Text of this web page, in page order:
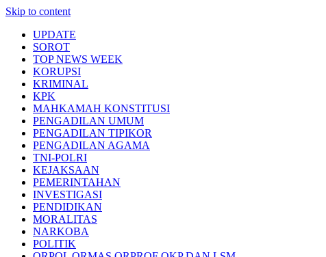
Skip to content
UPDATE
SOROT
TOP NEWS WEEK
KORUPSI
KRIMINAL
KPK
MAHKAMAH KONSTITUSI
PENGADILAN UMUM
PENGADILAN TIPIKOR
PENGADILAN AGAMA
TNI-POLRI
KEJAKSAAN
PEMERINTAHAN
INVESTIGASI
PENDIDIKAN
MORALITAS
NARKOBA
POLITIK